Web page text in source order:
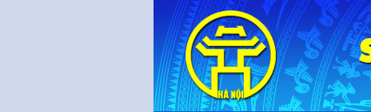
content